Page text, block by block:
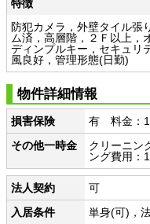
特徴
防犯カメラ，外壁タイル張
ム済，高層階，２Ｆ以上，
ディンプルキー，セキュリ
風良好，管理形態(日勤)
物件詳細情報
損害保険
有 料金：
その他一時金
クリーニン
ング費用：
法人契約
可
入居条件
単身(可)，